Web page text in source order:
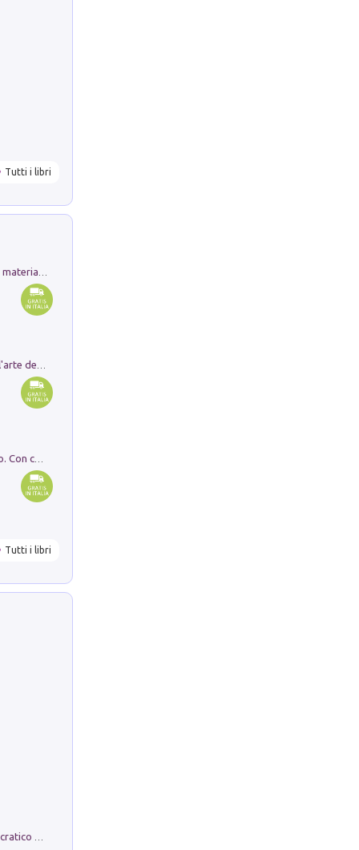
Tutti i libri
Ricerche dei dottorandi in storia dell'arte della Sapienza
Tutti i libri